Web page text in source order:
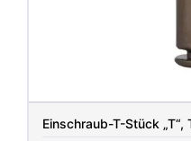
Einschraub-T-Stück „T“,